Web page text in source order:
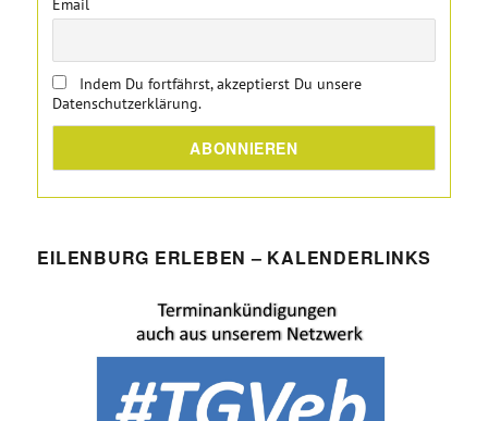
Email
Indem Du fortfährst, akzeptierst Du unsere
Datenschutzerklärung.
EILENBURG ERLEBEN – KALENDERLINKS